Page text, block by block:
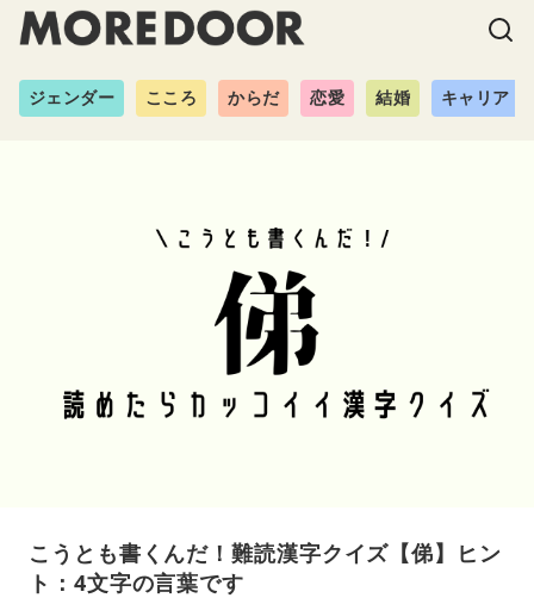
ジェンダー こころ からだ 恋愛 結婚 キャリア
こうとも書くんだ！難読漢字クイズ【俤】ヒン
ト：4文字の言葉です